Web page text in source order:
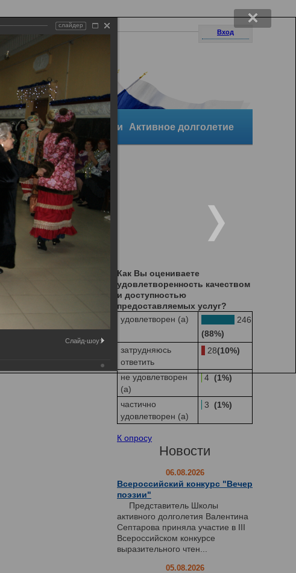
Вход
Структура организации Активное долголетие
Как Вы оцениваете
удовлетворенность качеством
и доступностью
предоставляемых услуг?
удовлетворен (а)
246
(88%)
затрудняюсь
ответить
28(10%)
не удовлетворен
(а)
4 (1%)
частично
удовлетворен (а)
3 (1%)
К опросу
Новости
06.08.2026
Всероссийский конкурс "Вечер
поэзии"
Представитель Школы
активного долголетия Валентина
Септарова приняла участие в III
Всероссийском конкурсе
выразительного чтен...
05.08.2026
слайдер
Слайд-шоу: